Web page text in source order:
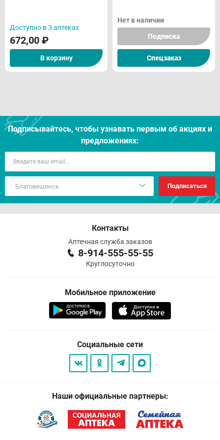
Доступно в 3 аптеках
672,00 ₽
В корзину
Нет в наличии
Подписка
Спецзаказ
Подписывайтесь, чтобы узнавать первым об акцияx и
предложениях:
Подписаться
Контакты
Аптечная служба заказов
8-914-555-55-55
Круглосуточно
Мобильное приложение
Социальные сети
Наши официальные партнеры: